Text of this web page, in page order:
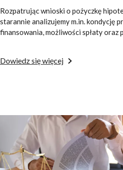
Rozpatrując wnioski o pożyczkę
starannie analizujemy m.in. kondycję
finansowania, możliwości spłaty oraz
Dowiedz się więcej